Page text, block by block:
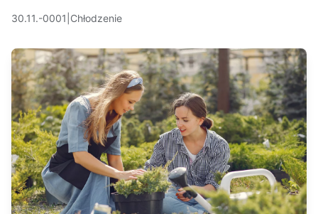
30.11.-0001 Chłodzenie